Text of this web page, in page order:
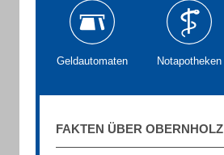
Geldautomaten Notapotheken
FAKTEN ÜBER OBERNHOLZ